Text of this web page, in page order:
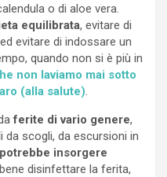
o di aloe vera.
equilibrata, evitare di
evitare di indossare un
quando non si è più in
non laviamo mai sotto
(alla salute).
ferite di vario genere,
da scogli, da escursioni in
potrebbe insorgere
disinfettare la ferita,